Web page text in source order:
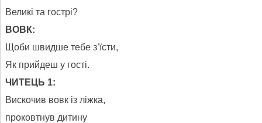
Великі та гострі?
ВОВК:
Щоби швидше тебе з’їсти,
Як прийдеш у гості.
ЧИТЕЦЬ 1:
Вискочив вовк із ліжка,
проковтнув дитину